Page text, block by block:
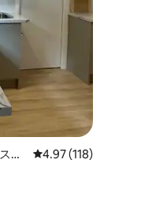
評価
イ
レビュー118件、5つ
4.97 (118)